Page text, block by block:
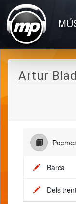
Artur
Barca
Dels